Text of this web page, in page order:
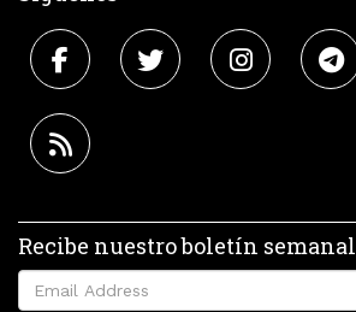
Recibe nuestro boletín semanal